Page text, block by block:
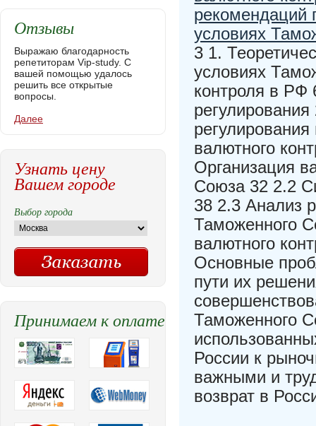
рекомендаций
условиях
3 1.
условиях
контроля в РФ
валютного
Организация
Союза 32 2.2
38 2.3 Анализ
Таможенного
валютного
Основные
пути их
Таможенного
России к
важными и
возврат в
Отзывы
Выражаю благодарность
репетиторам Vip-study. С
вашей помощью удалось
решить все открытые
вопросы.
Далее
Узнать цену
Вашем городе
Выбор города
Принимаем к оплате